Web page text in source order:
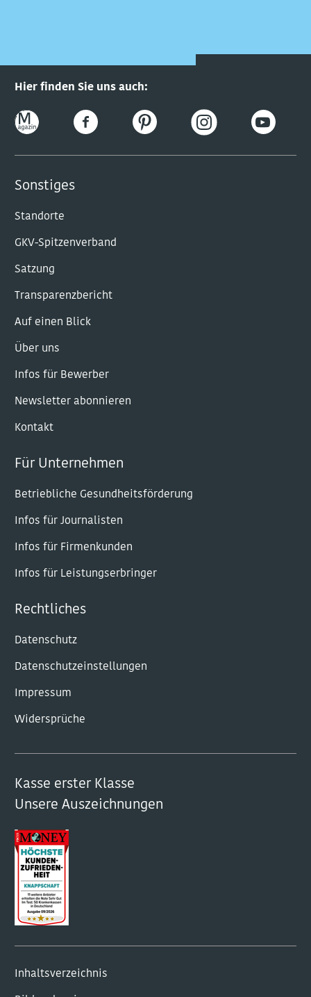
Hier finden Sie uns auch:
Sonstiges
Standorte
GKV-Spitzenverband
Satzung
Transparenzbericht
Auf einen Blick
Über uns
Infos für Bewerber
Newsletter abonnieren
Kontakt
Für Unternehmen
Betriebliche Gesundheitsförderung
Infos für Journalisten
Infos für Firmenkunden
Infos für Leistungserbringer
Rechtliches
Datenschutz
Datenschutzeinstellungen
Impressum
Widersprüche
Kasse erster Klasse
Unsere Auszeichnungen
Inhaltsverzeichnis